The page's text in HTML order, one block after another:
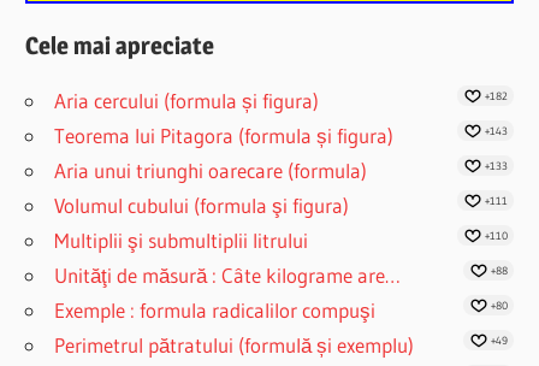
Cele mai apreciate
Aria cercului (formula și figura) +182
Teorema lui Pitagora (formula și figura) +143
Aria unui triunghi oarecare (formula) +133
Volumul cubului (formula şi figura) +111
Multiplii şi submultiplii litrului +110
Unităţi de măsură : Câte kilograme are… +88
Exemple : formula radicalilor compuşi +80
Perimetrul pătratului (formulă și exemplu) +49